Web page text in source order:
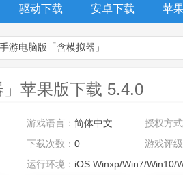
驱动下载 安卓下载 苹
游电脑版「含模拟器」
苹果版下载 5.4.0
游戏语言：简体中文 授权方
下载次数：0
游戏评
运行环境： iOS Winxp/Win7/Win10/